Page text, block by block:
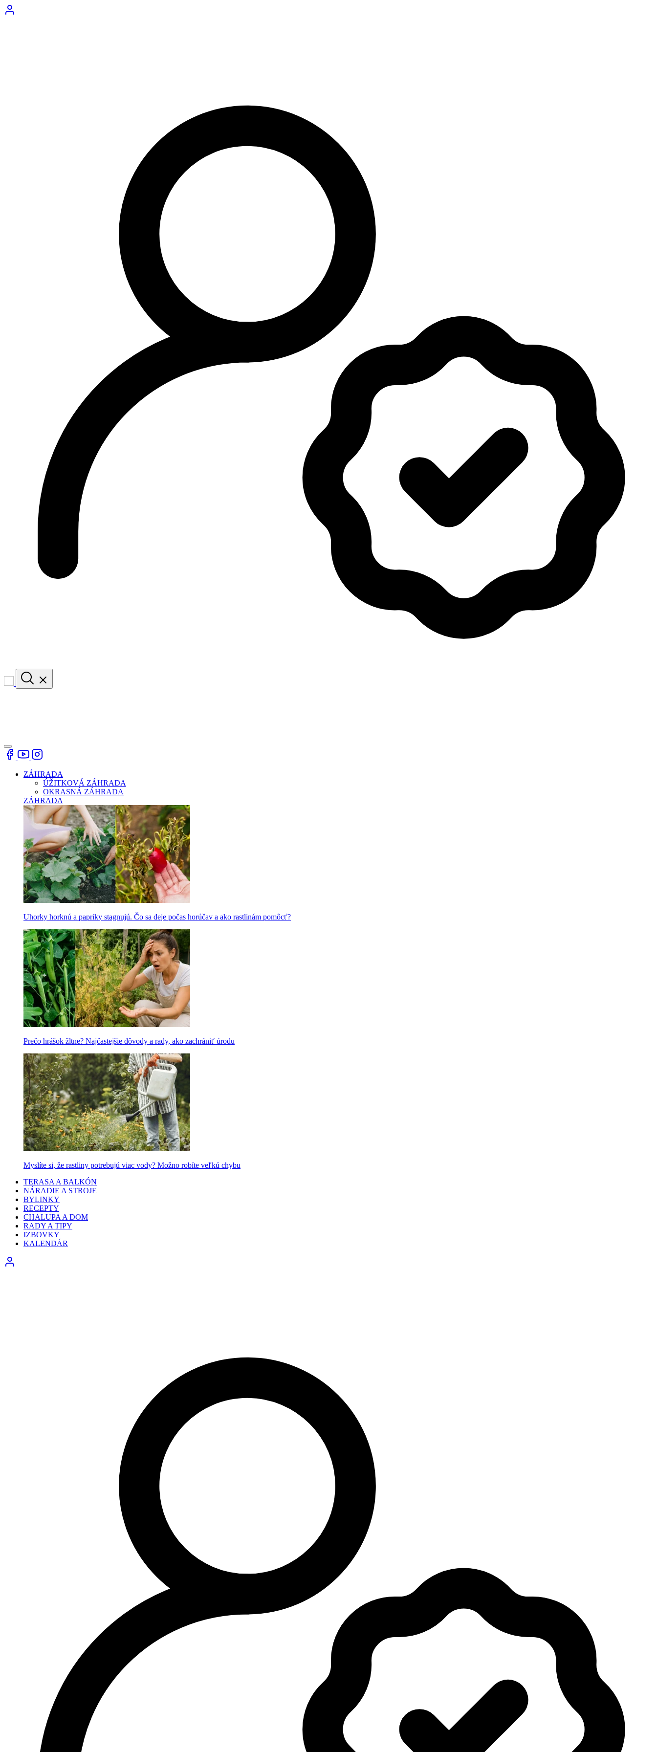
ZÁHRADA
ÚŽITKOVÁ ZÁHRADA
OKRASNÁ ZÁHRADA
ZÁHRADA
Uhorky horknú a papriky stagnujú. Čo sa deje počas horúčav a ako rastlinám pomôcť?
Prečo hrášok žltne? Najčastejšie dôvody a rady, ako zachrániť úrodu
Myslíte si, že rastliny potrebujú viac vody? Možno robíte veľkú chybu
TERASA A BALKÓN
NÁRADIE A STROJE
BYLINKY
RECEPTY
CHALUPA A DOM
RADY A TIPY
IZBOVKY
KALENDÁR